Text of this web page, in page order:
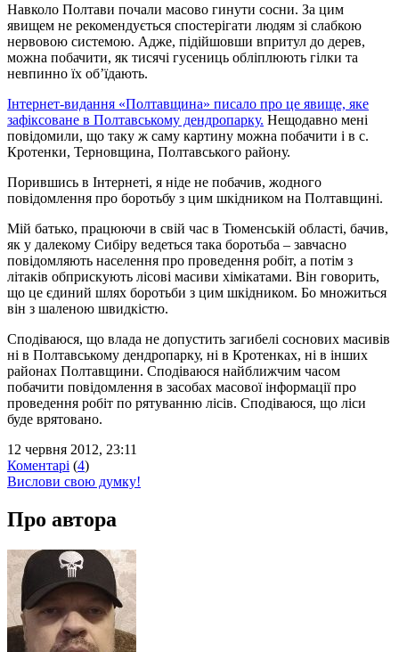
Навколо Полтави почали масово гинути сосни. За цим
явищем не рекомендується спостерігати людям зі слабкою
нервовою системою. Адже, підійшовши впритул до дерев,
можна побачити, як тисячі гусениць обліплюють гілки та
невпинно їх об’їдають.
Інтернет-видання «Полтавщина» писало про це явище, яке
зафіксоване в Полтавському дендропарку. Нещодавно мені
повідомили, що таку ж саму картину можна побачити і в с.
Кротенки, Терновщина, Полтавського району.
Порившись в Інтернеті, я ніде не побачив, жодного
повідомлення про боротьбу з цим шкідником на Полтавщині.
Мій батько, працюючи в свій час в Тюменській області, бачив,
як у далекому Сибіру ведеться така боротьба – завчасно
повідомляють населення про проведення робіт, а потім з
літаків обприскують лісові масиви хімікатами. Він говорить,
що це єдиний шлях боротьби з цим шкідником. Бо множиться
він з шаленою швидкістю.
Сподіваюся, що влада не допустить загибелі соснових масивів
ні в Полтавському дендропарку, ні в Кротенках, ні в інших
районах Полтавщини. Сподіваюся найближчим часом
побачити повідомлення в засобах масової інформації про
проведення робіт по рятуванню лісів. Сподіваюся, що ліси
буде врятовано.
12 червня 2012, 23:11
Коментарі (4)
Вислови свою думку!
Про автора